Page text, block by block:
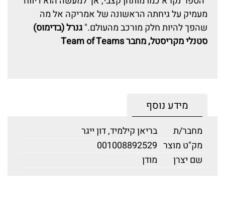
מעמיק על גיחתה הראשונה של אמריקה אל מה
שהפך להיות חלק מורכב מהעולם."גנרל (בדימוס)
סטנלי מקריסטל, מחבר Team of Teams
מידע נוסף
מחבר/ת
בריאן קילמיד, דון ייגר
מק"ט מוצר 001008892529
שם יצרן
מודן